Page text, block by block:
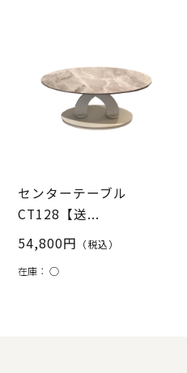
センターテーブル
CT128【送...
54,800円 （税込）
在庫：○